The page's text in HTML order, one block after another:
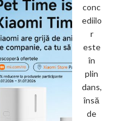
conc
ediilo
r
este
în
plin
dans,
însă
de